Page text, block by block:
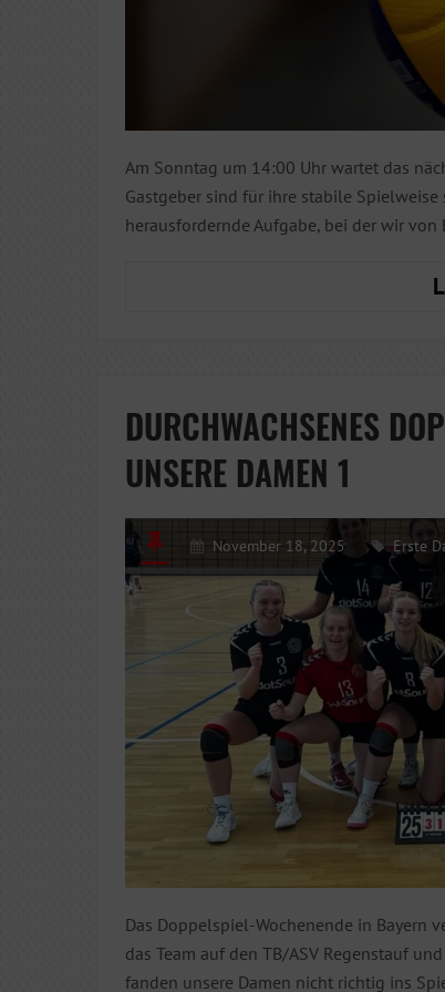
Am Sonntag um 14:00 Uhr wartet das
Gastgeber sind für ihre stabile
herausfordernde Aufgabe, bei der wir von
DURCHWACHSENES
UNSERE DAMEN 1
November 18, 2025 Erste
Das Doppelspiel-Wochenende in Bayern
das Team auf den TB/ASV Regenstauf
fanden unsere Damen nicht richtig ins